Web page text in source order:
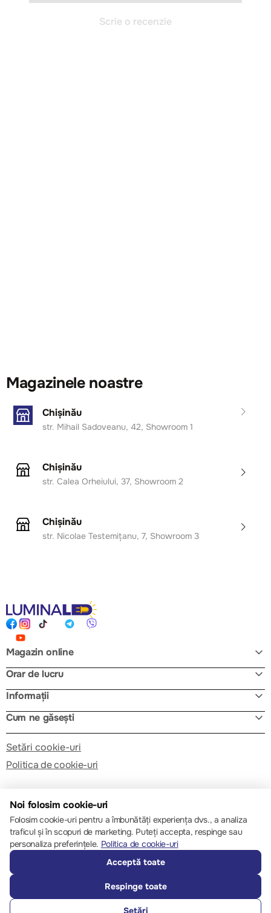
Scrie o recenzie
Magazinele noastre
Chișinău
str. Mihail Sadoveanu, 42, Showroom 1
Chișinău
str. Calea Orheiului, 37, Showroom 2
Chișinău
str. Nicolae Testemițanu, 7, Showroom 3
Magazin online
Orar de lucru
Informații
Cum ne găsești
Setări cookie-uri
Politica de cookie-uri
© 2013 – 2026 ECOM
Noi folosim cookie-uri
Folosim cookie-uri pentru a îmbunătăți experiența dvs., a analiza
traficul și în scopuri de marketing. Puteți accepta, respinge sau
personaliza preferințele. Politica de cookie-uri
Acceptă toate
Respinge toate
Setări